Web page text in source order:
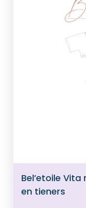
Bel’etoile
en tieners